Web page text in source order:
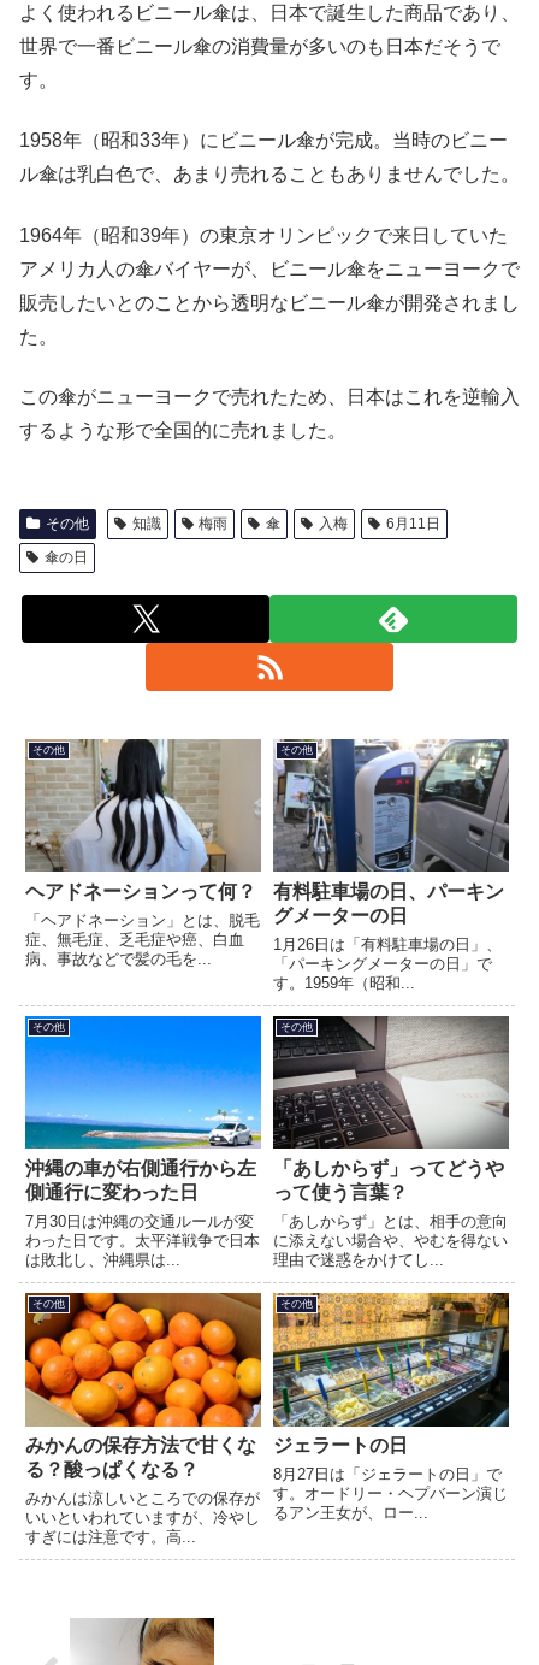
よく使われるビニール傘は、日本で誕生した商品であり、
世界で一番ビニール傘の消費量が多いのも日本だそうで
す。
1958年（昭和33年）にビニール傘が完成。当時のビニー
ル傘は乳白色で、あまり売れることもありませんでした。
1964年（昭和39年）の東京オリンピックで来日していた
アメリカ人の傘バイヤーが、ビニール傘をニューヨークで
販売したいとのことから透明なビニール傘が開発されまし
た。
この傘がニューヨークで売れたため、日本はこれを逆輸入
するような形で全国的に売れました。
その他 知識 梅雨 傘 入梅
6月11日
傘の日
その他
ヘアドネーションって何？
「ヘアドネーション」とは、脱毛
症、無毛症、乏毛症や癌、白血
病、事故などで髪の毛を...
その他
有料駐車場の日、パーキン
グメーターの日
1月26日は「有料駐車場の日」、
「パーキングメーターの日」で
す。1959年（昭和...
その他
沖縄の車が右側通行から左
側通行に変わった日
7月30日は沖縄の交通ルールが変
わった日です。太平洋戦争で日本
は敗北し、沖縄県は...
その他
「あしからず」ってどうや
って使う言葉？
「あしからず」とは、相手の意向
に添えない場合や、やむを得ない
理由で迷惑をかけてし...
その他
みかんの保存方法で甘くな
る？酸っぱくなる？
みかんは涼しいところでの保存が
いいといわれていますが、冷やし
すぎには注意です。高...
その他
ジェラートの日
8月27日は「ジェラートの日」で
す。オードリー・ヘプバーン演じ
るアン王女が、ロー...